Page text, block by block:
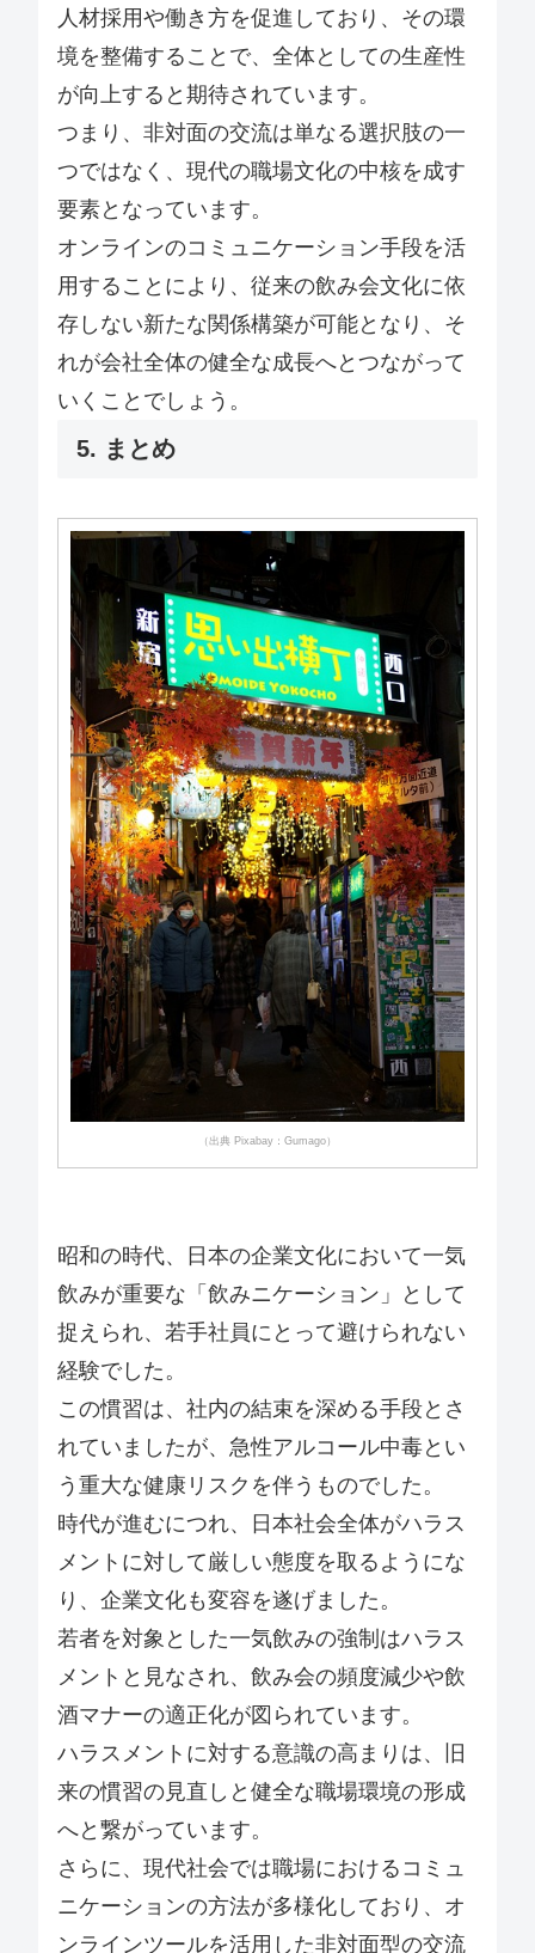
人材採用や働き方を促進しており、その環
境を整備することで、全体としての生産性
が向上すると期待されています。
つまり、非対面の交流は単なる選択肢の一
つではなく、現代の職場文化の中核を成す
要素となっています。
オンラインのコミュニケーション手段を活
用することにより、従来の飲み会文化に依
存しない新たな関係構築が可能となり、そ
れが会社全体の健全な成長へとつながって
いくことでしょう。
5. まとめ
（出典 Pixabay：Gumago）
昭和の時代、日本の企業文化において一気
飲みが重要な「飲みニケーション」として
捉えられ、若手社員にとって避けられない
経験でした。
この慣習は、社内の結束を深める手段とさ
れていましたが、急性アルコール中毒とい
う重大な健康リスクを伴うものでした。
時代が進むにつれ、日本社会全体がハラス
メントに対して厳しい態度を取るようにな
り、企業文化も変容を遂げました。
若者を対象とした一気飲みの強制はハラス
メントと見なされ、飲み会の頻度減少や飲
酒マナーの適正化が図られています。
ハラスメントに対する意識の高まりは、旧
来の慣習の見直しと健全な職場環境の形成
へと繋がっています。
さらに、現代社会では職場におけるコミュ
ニケーションの方法が多様化しており、オ
ンラインツールを活用した非対面型の交流